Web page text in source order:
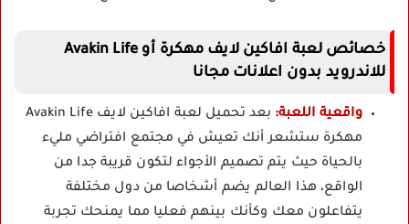
خصائص لعبة افاكين لايف مهكرة أو Avakin Life
للاندرويد بدون اعلانات مجانا
واقعية اللعبة:
بعد تحميل لعبة افاكين لايف Avakin Life
مهكرة ستشعر أنك تعيش في مجتمع افتراضي مليء
بالحياة حيث يتم تصميم الأجواء لتكون قريبة جدا من
الواقع، هذا العالم يضم أشخاصا من دول مختلفة
يتفاعلون معك وكأنك بينهم فعليا مما يمنحك تجربة